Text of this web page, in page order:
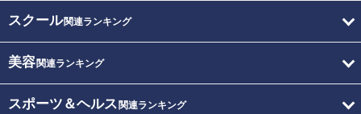
スクール関連ランキング
美容関連ランキング
スポーツ＆ヘルス 関連ランキング